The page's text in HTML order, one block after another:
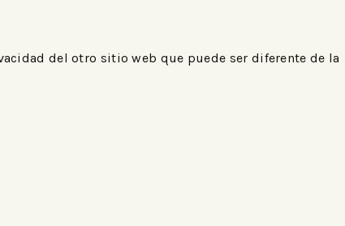
del otro sitio web que puede ser diferente de la